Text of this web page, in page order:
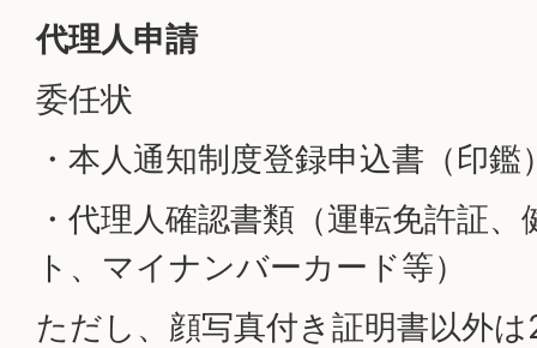
代理人申請
委任状
・本人通知制度登録申込書（印鑑
・代理人確認書類（運転免許証
ト、マイナンバーカード等）
ただし、顔写真付き証明書以外